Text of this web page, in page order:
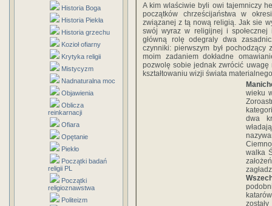
Historia Boga
Historia Piekła
Historia grzechu
Kozioł ofiarny
Krytyka religii
Mistycyzm
Nadnaturalna moc
Objawienia
Oblicza
reinkarnacji
Ofiara
Opętanie
Piekło
Początki badań
religii PL
Początki
religioznawstwa
Politeizm
A kim wlaściwie byli owi tajemniczy
początków chrześcijaństwa w
związanej z tą nową religią. Jak sie
swój wyraz w religijnej i
główną rolę odegraly dwa
czynniki: pierwszym był
moim zadaniem dokładne
pozwolę sobie jednak zwrócić
kształtowaniu wizji świata
wieku
dwa
walka